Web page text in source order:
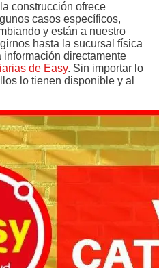
construcción ofrece
casos específicos,
y están a nuestro
hasta la sucursal física
directamente
de Easy. Sin importar lo
lo tienen disponible y al